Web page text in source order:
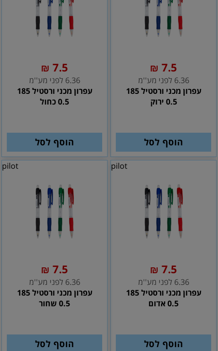
7.5
₪
6.36 לפני מע''מ
עפרון מכני ורסטיל 185
0.5 ירוק
הוסף לסל
7.5
₪
6.36 לפני מע''מ
עפרון מכני ורסטיל 185
0.5 כחול
הוסף לסל
pilot
7.5
₪
6.36 לפני מע''מ
עפרון מכני ורסטיל 185
0.5 אדום
הוסף לסל
pilot
7.5
₪
6.36 לפני מע''מ
עפרון מכני ורסטיל 185
0.5 שחור
הוסף לסל